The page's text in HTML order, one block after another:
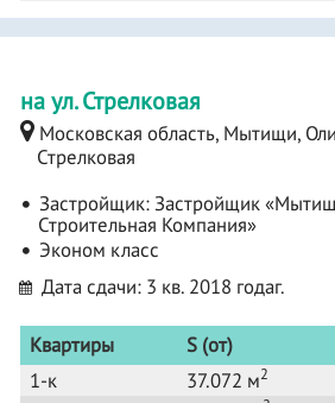
на ул. Стрелковая
Московская область, Мытищи,
Стрелковая
Застройщик:Застройщик
Строительная Компания»
Эконом класс
Дата сдачи: 3 кв. 2018 годаг.
Квартиры S (от)
1-к
37.072 м2